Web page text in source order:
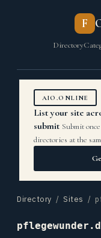
F
Directory
AIO.ONLINE
List your site
submit Submit
directories at the
Directory / Sites /